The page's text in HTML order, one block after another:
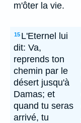
m'ôter la vie.
15 L'Eternel lui
dit: Va,
reprends ton
chemin par le
désert jusqu'à
Damas; et
quand tu seras
arrivé, tu